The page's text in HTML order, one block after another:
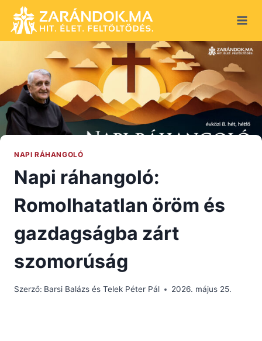
content
NAPI RÁHANGOLÓ
Napi ráhangoló:
Romolhatatlan öröm és
gazdagságba zárt
szomorúság
Szerző: Barsi Balázs és Telek Péter Pál 2026. május 25.